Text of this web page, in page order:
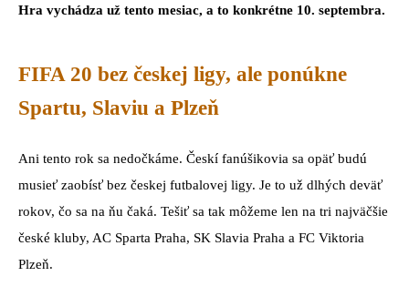
Hra vychádza už tento mesiac, a to konkrétne 10. septembra.
FIFA 20 bez českej ligy, ale ponúkne
Spartu, Slaviu a Plzeň
Ani tento rok sa nedočkáme. Českí fanúšikovia sa opäť budú
musieť zaobísť bez českej futbalovej ligy. Je to už dlhých deväť
rokov, čo sa na ňu čaká. Tešiť sa tak môžeme len na tri najväčšie
české kluby, AC Sparta Praha, SK Slavia Praha a FC Viktoria
Plzeň.